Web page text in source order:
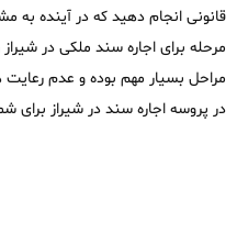
مرحله برای اجاره سند ملکی در
مراحل بسیار مهم بوده و عدم رعایت
در پروسه اجاره سند در شیراز برای